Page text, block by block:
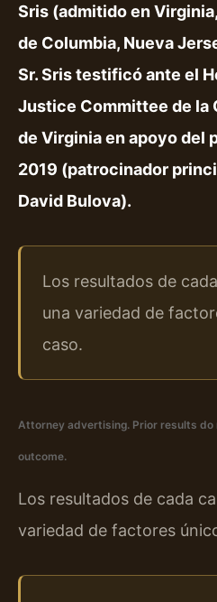
Sris (admitido en
de Columbia, Nueva
Sr. Sris testificó ante el
Justice Committee de la
de Virginia en apoyo del
2019 (patrocinador
David Bulova).
Los resultados de
una variedad de
caso.
Attorney advertising. Prior results do
outcome.
Los resultados de cada
variedad de factores